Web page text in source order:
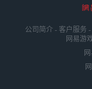
公司简介 - 客户服务 -
网易游